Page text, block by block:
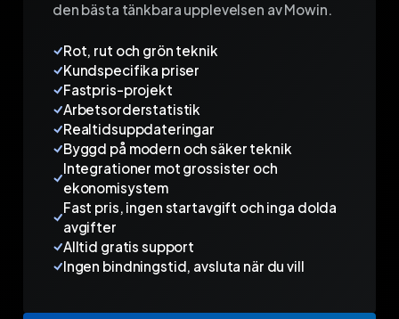
den bästa tänkbara upplevelsen av Mowin.
Rot, rut och grön teknik
Kundspecifika priser
Fastpris-projekt
Arbetsorderstatistik
Realtidsuppdateringar
Byggd på modern och säker teknik
Integrationer mot grossister och
ekonomisystem
Fast pris, ingen startavgift och inga dolda
avgifter
Alltid gratis support
Ingen bindningstid, avsluta när du vill